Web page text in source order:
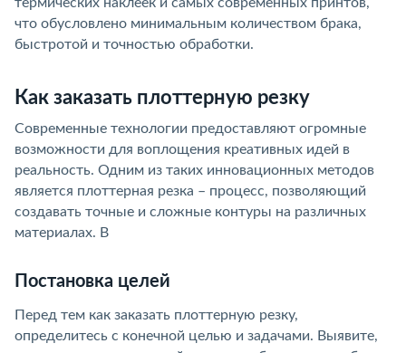
термических наклеек и самых современных принтов,
что обусловлено минимальным количеством брака,
быстротой и точностью обработки.
Как заказать плоттерную резку
Современные технологии предоставляют огромные
возможности для воплощения креативных идей в
реальность. Одним из таких инновационных методов
является плоттерная резка – процесс, позволяющий
создавать точные и сложные контуры на различных
материалах. В
Постановка целей
Перед тем как заказать плоттерную резку,
определитесь с конечной целью и задачами. Выявите,